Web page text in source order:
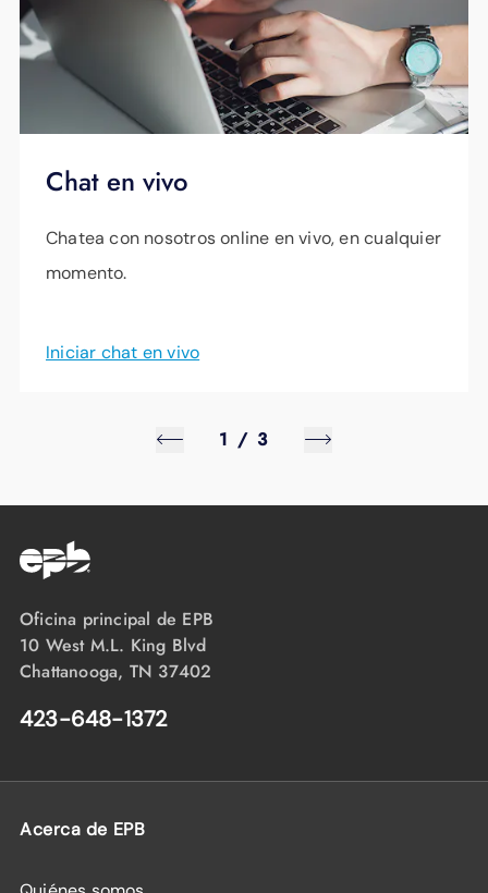
Chat en vivo
Chatea con nosotros online en vivo, en cualquier
momento.
Iniciar chat en vivo
1 / 3
Oficina principal de EPB
10 West M.L. King Blvd
Chattanooga, TN 37402
423-648-1372
Acerca de EPB